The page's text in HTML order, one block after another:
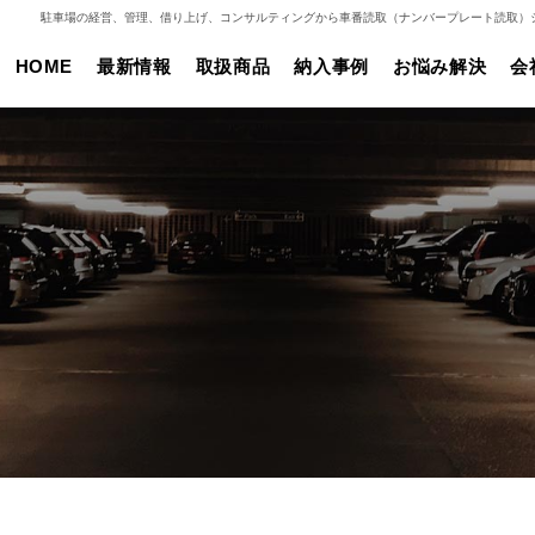
駐車場の経営、管理、借り上げ、コンサルティングから車番読取（ナンバープレート読取
HOME 最新情報 取扱商品 納入事例 お悩み解決 会